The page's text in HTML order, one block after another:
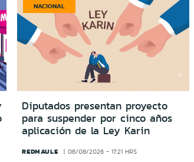
NACIONAL
Diputados presentan proyecto
para suspender por cinco años
aplicación de la Ley Karin
REDMAULE 06/08/2026 - 17:21 HRS